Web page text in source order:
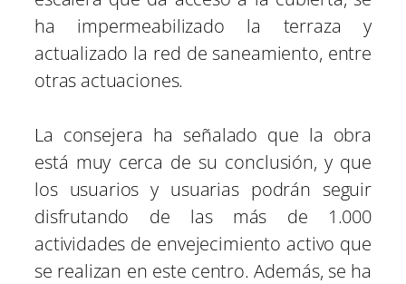
ha impermeabilizado la terraza y
actualizado la red de saneamiento, entre
otras actuaciones.
La consejera ha señalado que la obra
está muy cerca de su conclusión, y que
los usuarios y usuarias podrán seguir
disfrutando de las más de 1.000
actividades de envejecimiento activo que
se realizan en este centro. Además, se ha